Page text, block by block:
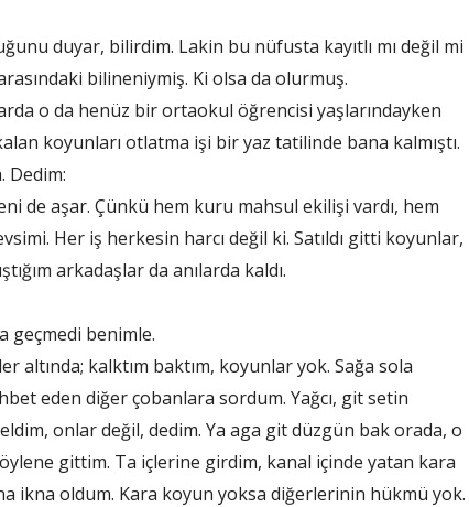
duyar, bilirdim. Lakin bu nüfusta kayıtlı mı değil mi
bilineniymiş. Ki olsa da olurmuş.
o da henüz bir ortaokul öğrencisi yaşlarındayken
koyunları otlatma işi bir yaz tatilinde bana kalmıştı.
Dedim:
de aşar. Çünkü hem kuru mahsul ekilişi vardı, hem
Her iş herkesin harcı değil ki. Satıldı gitti koyunlar,
arkadaşlar da anılarda kaldı.
geçmedi benimle.
kalktım baktım, koyunlar yok. Sağa sola
eden diğer çobanlara sordum. Yağcı, git setin
onlar değil, dedim. Ya aga git düzgün bak orada, o
gittim. Ta içlerine girdim, kanal içinde yatan kara
ikna oldum. Kara koyun yoksa diğerlerinin hükmü yok.